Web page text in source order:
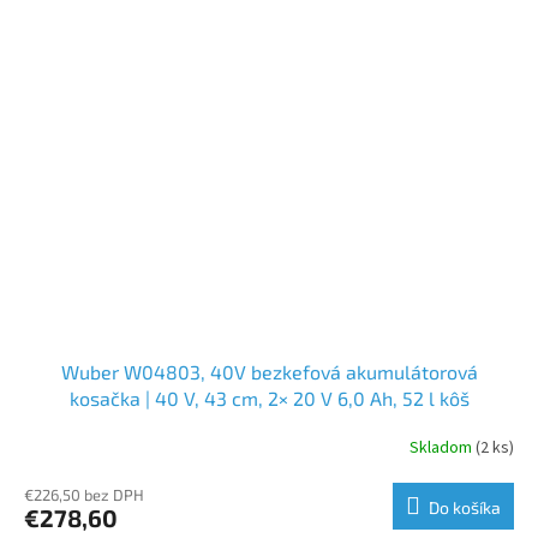
Wuber W04803, 40V bezkefová akumulátorová
kosačka | 40 V, 43 cm, 2× 20 V 6,0 Ah, 52 l kôš
Skladom (2 ks)
€226,50 bez DPH
€278,60 Do košíka